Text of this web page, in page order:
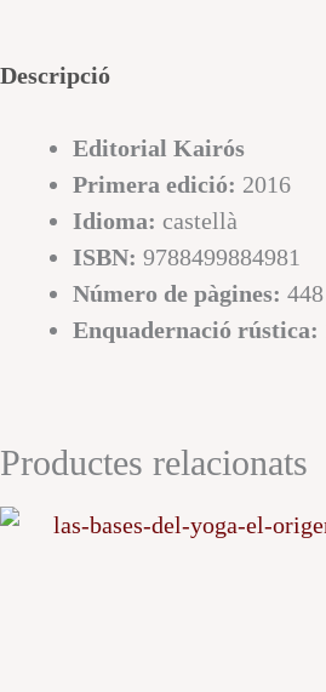
Descripció
Editorial Kairós
Primera edició: 2016
Idioma: castellà
ISBN: 9788499884981
Número de pàgines: 448
Enquadernació rústica:
Productes relacionats